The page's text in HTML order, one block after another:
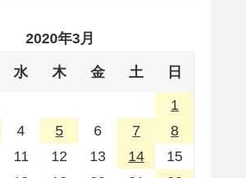
2020年3月
水 木 金 土 日
1
4 5 6 7
8
11 12 13 14
15